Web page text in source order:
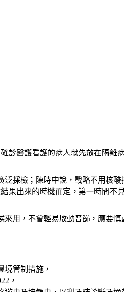
診醫護看護的病人就先放在隔離
採檢；陳時中說，戰略不用核
果出來的時機而定，第一時間不
用，不會輕易啟動普篩，應要
境管制措施，
，